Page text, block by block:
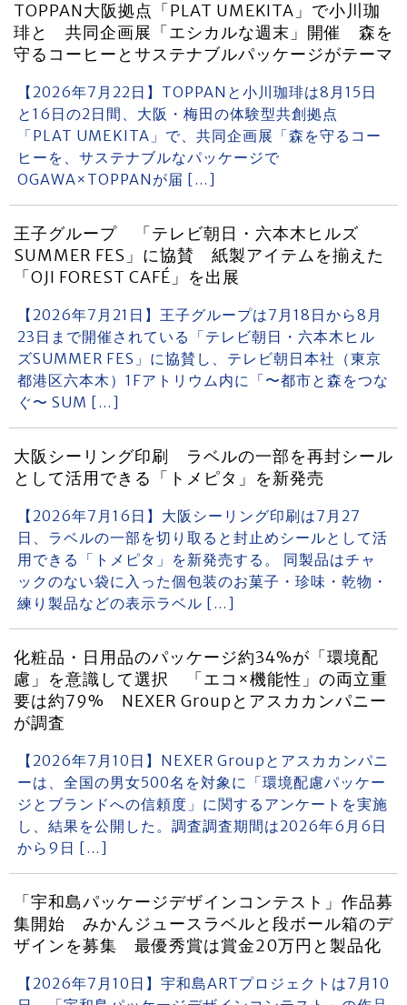
TOPPAN大阪拠点「PLAT UMEKITA」で小川珈
琲と 共同企画展「エシカルな週末」開催 森を
守るコーヒーとサステナブルパッケージがテーマ
【2026年7月22日】TOPPANと小川珈琲は8月15日
と16日の2日間、大阪・梅田の体験型共創拠点
「PLAT UMEKITA」で、共同企画展「森を守るコー
ヒーを、サステナブルなパッケージで
OGAWA×TOPPANが届 […]
王子グループ 「テレビ朝日・六本木ヒルズ
SUMMER FES」に協賛 紙製アイテムを揃えた
「OJI FOREST CAFÉ」を出展
【2026年7月21日】王子グループは7月18日から8月
23日まで開催されている「テレビ朝日・六本木ヒル
ズSUMMER FES」に協賛し、テレビ朝日本社（東京
都港区六本木）1Fアトリウム内に「〜都市と森をつな
ぐ〜 SUM […]
大阪シーリング印刷 ラベルの一部を再封シール
として活用できる「トメピタ」を新発売
【2026年7月16日】大阪シーリング印刷は7月27
日、ラベルの一部を切り取ると封止めシールとして活
用できる「トメピタ」を新発売する。 同製品はチャ
ックのない袋に入った個包装のお菓子・珍味・乾物・
練り製品などの表示ラベル […]
化粧品・日用品のパッケージ約34%が「環境配
慮」を意識して選択 「エコ×機能性」の両立重
要は約79% NEXER Groupとアスカカンパニー
が調査
【2026年7月10日】NEXER Groupとアスカカンパニ
ーは、全国の男女500名を対象に「環境配慮パッケー
ジとブランドへの信頼度」に関するアンケートを実施
し、結果を公開した。調査調査期間は2026年6月6日
から9日 […]
「宇和島パッケージデザインコンテスト」作品募
集開始 みかんジュースラベルと段ボール箱のデ
ザインを募集 最優秀賞は賞金20万円と製品化
【2026年7月10日】宇和島ARTプロジェクトは7月10